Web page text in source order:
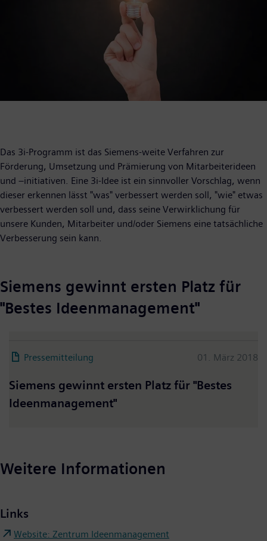
Das 3i-Programm ist das Siemens-weite Verfahren zur
Förderung, Umsetzung und Prämierung von Mitarbeiterideen
und –initiativen. Eine 3i-Idee ist ein sinnvoller Vorschlag, wenn
dieser erkennen lässt "was" verbessert werden soll, "wie" etwas
verbessert werden soll und, dass seine Verwirklichung für
unsere Kunden, Mitarbeiter und/oder Siemens eine tatsächliche
Verbesserung sein kann.
Siemens gewinnt ersten Platz für
"Bestes Ideenmanagement"
Pressemitteilung 01. März 2018
Siemens gewinnt ersten Platz für "Bestes
Ideenmanagement"
Weitere Informationen
Links
Website: Zentrum Ideenmanagement